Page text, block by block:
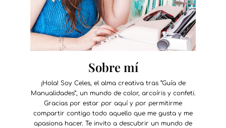
Sobre mí
¡Hola! Soy Celes, el alma creativa tras “Guía de
Manualidades”, un mundo de color, arcoíris y confeti.
Gracias por estar por aquí y por permitirme
compartir contigo todo aquello que me gusta y me
apasiona hacer. Te invito a descubrir un mundo de